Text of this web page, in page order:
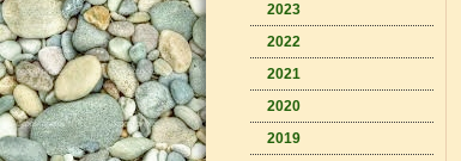
2023
2022
2021
2020
2019